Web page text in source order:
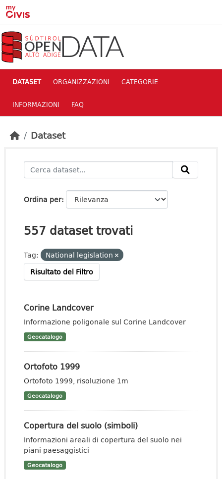
Skip to main content
DATASET ORGANIZZAZIONI CATEGORIE
INFORMAZIONI FAQ
Dataset
Ordina per
557 dataset trovati
Tag:
National legislation
Risultato del Filtro
Corine Landcover
Informazione poligonale sul Corine Landcover
Geocatalogo
Ortofoto 1999
Ortofoto 1999, risoluzione 1m
Geocatalogo
Copertura del suolo (simboli)
Informazioni areali di copertura del suolo nei
piani paesaggistici
Geocatalogo